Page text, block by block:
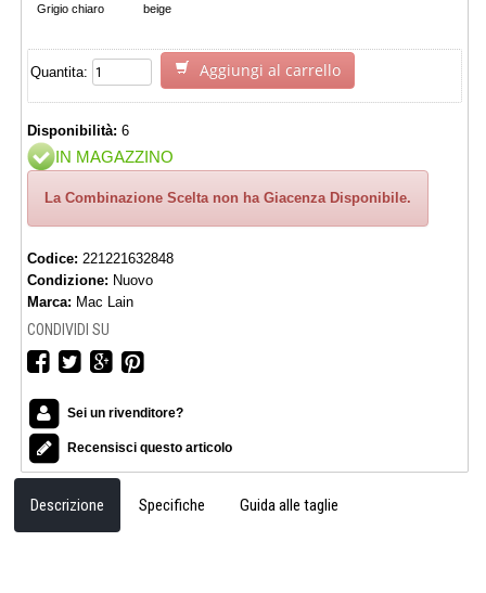
Grigio chiaro beige
Quantita: Aggiungi al carrello
Disponibilità: 6
IN MAGAZZINO
La Combinazione Scelta non ha Giacenza Disponibile.
Codice: 221221632848
Condizione: Nuovo
Marca: Mac Lain
CONDIVIDI SU
Sei un rivenditore?
Recensisci questo articolo
Descrizione Specifiche Guida alle taglie